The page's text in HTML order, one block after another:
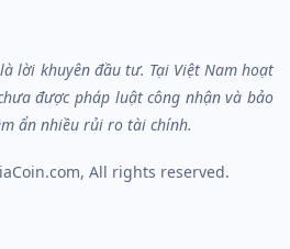
lời khuyên đầu tư. Tại Việt Nam hoạt
được pháp luật công nhận và bảo
ẩn nhiều rủi ro tài chính.
, All rights reserved.